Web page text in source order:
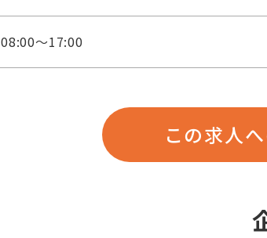
08:00～17:00
この求人